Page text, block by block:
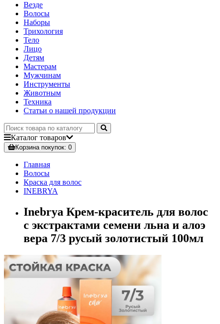
Везде
Волосы
Наборы
Трихология
Тело
Лицо
Детям
Мастерам
Мужчинам
Инструменты
Животным
Техника
Статьи о нашей продукции
Каталог товаров
Корзинапокупок: 0
Главная
Волосы
Краска для волос
INEBRYA
Inebrya Крем-краситель для волос
с экстрактами семени льна и алоэ
вера 7/3 русый золотистый 100мл